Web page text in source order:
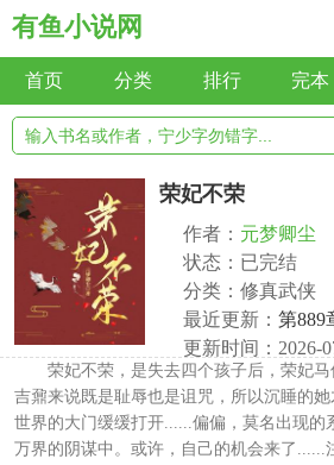
有鱼小说网
首页 分类 排行 完本
荣妃不荣
作者： 元梦卿尘
状态：已完结
分类：修真武侠
最近更新： 第889
更新时间：2026-
荣妃不荣，是失去四个孩子后，荣妃
吉鼐来说既是耻辱也是诅咒，所以沉睡的
世界的大门缓缓打开......偏偏，莫名出现的
万界的阴谋中。或许，自己的机会来了......